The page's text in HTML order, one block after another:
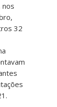
nos
32